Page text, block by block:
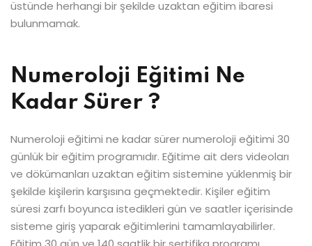
üstünde herhangi bir şekilde uzaktan eğitim ibaresi
bulunmamak.
Numeroloji Eğitimi Ne
Kadar Sürer ?
Numeroloji eğitimi ne kadar sürer numeroloji eğitimi 30
günlük bir eğitim programıdır. Eğitime ait ders videoları
ve dökümanları uzaktan eğitim sistemine yüklenmiş bir
şekilde kişilerin karşısına geçmektedir. Kişiler eğitim
süresi zarfı boyunca istedikleri gün ve saatler içerisinde
sisteme giriş yaparak eğitimlerini tamamlayabilirler.